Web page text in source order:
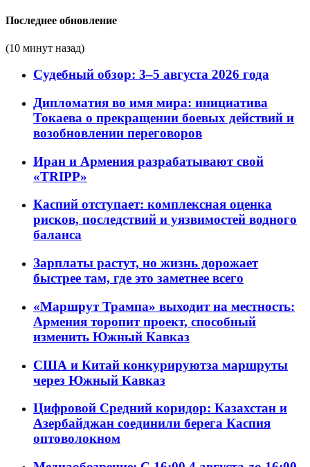
Последнее обновление
(10 минут назад)
Судебный обзор: 3–5 августа 2026 года
Дипломатия во имя мира: инициатива
Токаева о прекращении боевых действий и
возобновлении переговоров
Иран и Армения разрабатывают свой
«TRIPP»
Каспий отступает: комплексная оценка
рисков, последствий и уязвимостей водного
баланса
Зарплаты растут, но жизнь дорожает
быстрее там, где это заметнее всего
«Маршрут Трампа» выходит на местность:
Армения торопит проект, способный
изменить Южный Кавказ
США и Китай конкурируютза маршруты
через Южный Кавказ
Цифровой Средний коридор: Казахстан и
Азербайджан соединили берега Каспия
оптоволокном